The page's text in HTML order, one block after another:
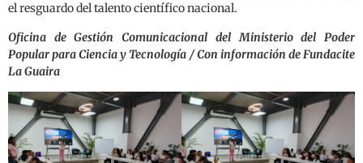
el resguardo del talento científico nacional.
Oficina de Gestión Comunicacional del Ministerio del Poder
Popular para Ciencia y Tecnología / Con información de Fundacite
La Guaira